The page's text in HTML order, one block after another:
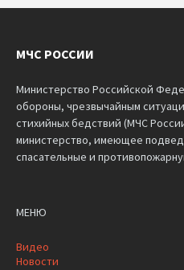
МЧС РОССИИ
Министерство Российской
обороны, чрезвычайным
стихийных бедствий (МЧС
министерство, имеющее
спасательные и
МЕНЮ
Видео
Новости